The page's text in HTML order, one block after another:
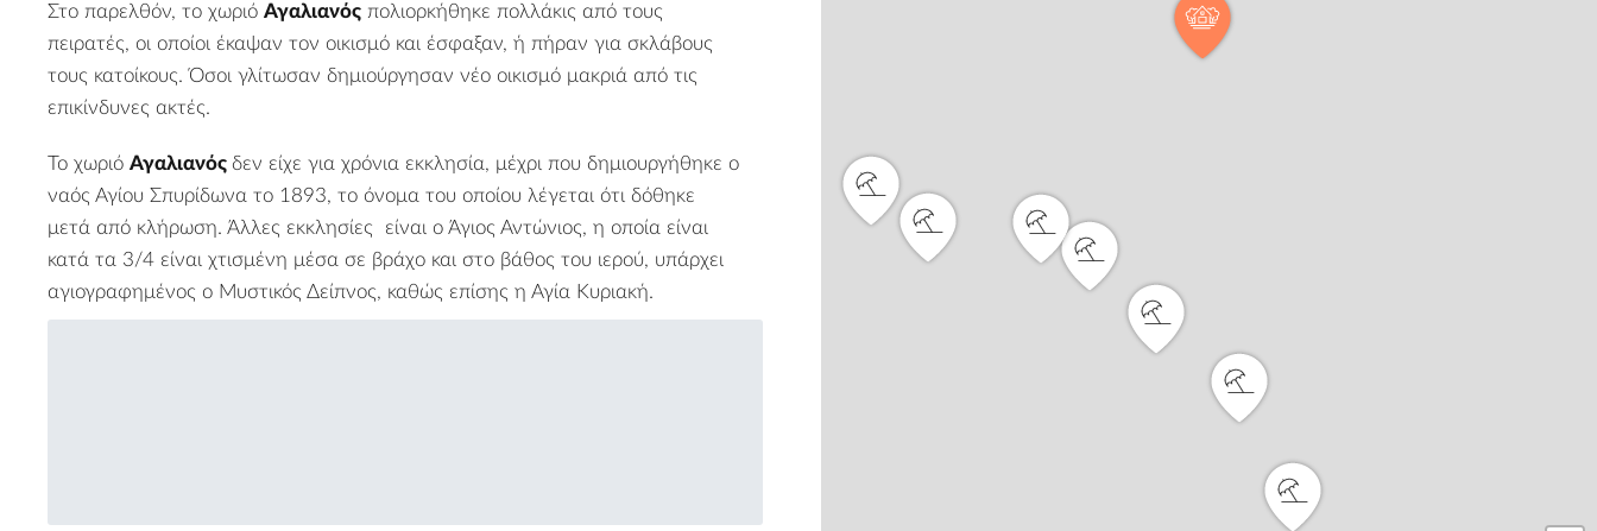
Στο παρελθόν, το χωριό Αγαλιανός πολιορκήθηκε πολλάκις από τους
πειρατές, οι οποίοι έκαψαν τον οικισμό και έσφαξαν, ή πήραν για σκλάβους
τους κατοίκους. Όσοι γλίτωσαν δημιούργησαν νέο οικισμό μακριά από τις
επικίνδυνες ακτές.
Το χωριό Αγαλιανός δεν είχε για χρόνια εκκλησία, μέχρι που δημιουργήθηκε ο
ναός Αγίου Σπυρίδωνα το 1893, το όνομα του οποίου λέγεται ότι δόθηκε
μετά από κλήρωση. Άλλες εκκλησίες είναι ο Άγιος Αντώνιος, η οποία είναι
κατά τα 3/4 είναι χτισμένη μέσα σε βράχο και στο βάθος του ιερού, υπάρχει
αγιογραφημένος ο Μυστικός Δείπνος, καθώς επίσης η Αγία Κυριακή.